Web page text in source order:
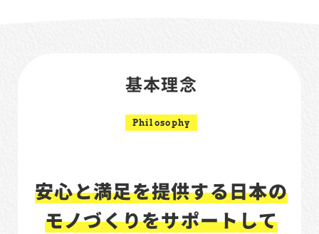
基本理念
Philosophy
安心と満足を提供する日本の
モノづくりをサポートして